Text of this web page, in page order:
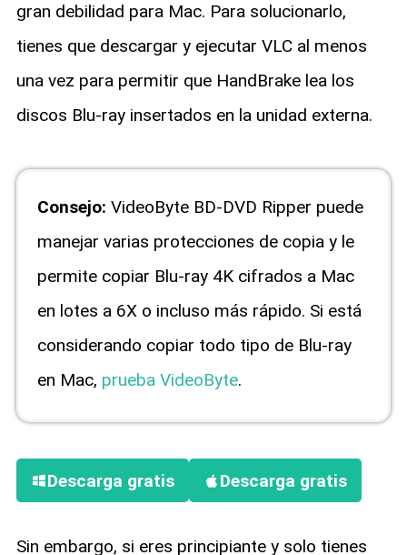
gran debilidad para Mac. Para solucionarlo,
tienes que descargar y ejecutar VLC al menos
una vez para permitir que HandBrake lea los
discos Blu-ray insertados en la unidad externa.
Consejo: VideoByte BD-DVD Ripper puede
manejar varias protecciones de copia y le
permite copiar Blu-ray 4K cifrados a Mac
en lotes a 6X o incluso más rápido. Si está
considerando copiar todo tipo de Blu-ray
en Mac, prueba VideoByte.
Descarga gratis Descarga gratis
Sin embargo, si eres principiante y solo tienes